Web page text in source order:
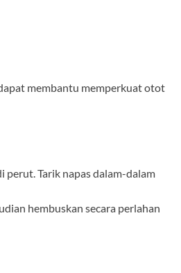
membantu memperkuat otot
perut. Tarik napas dalam-dalam
hembuskan secara perlahan